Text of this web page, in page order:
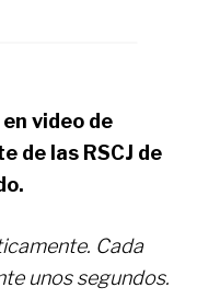
video de
de las RSCJ de
Cada
unos segundos.